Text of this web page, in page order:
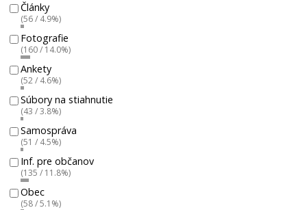
Články
(56 / 4.9%)
Fotografie
(160 / 14.0%)
Ankety
(52 / 4.6%)
Súbory na stiahnutie
(43 / 3.8%)
Samospráva
(51 / 4.5%)
Inf. pre občanov
(135 / 11.8%)
Obec
(58 / 5.1%)